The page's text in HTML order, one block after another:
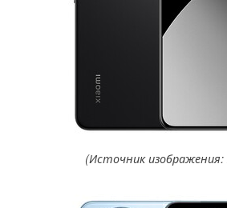
(Источник изображения: